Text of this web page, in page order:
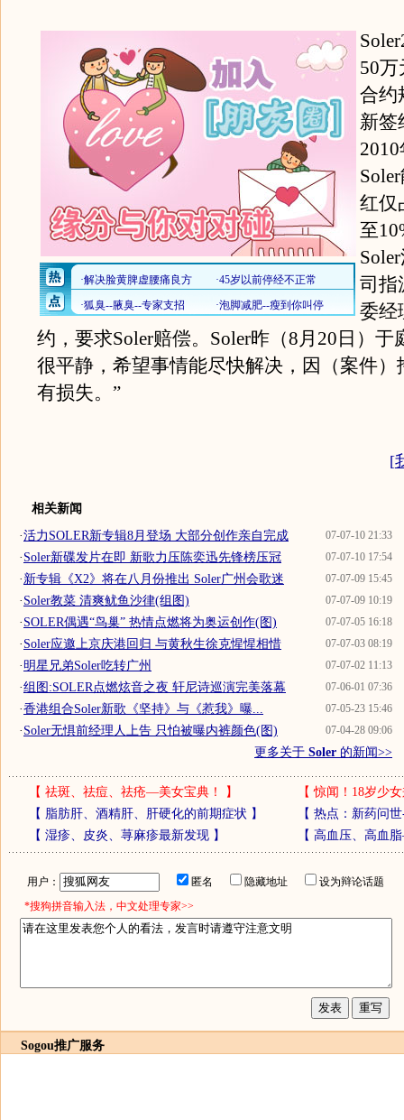
50
合约
新签
红仅
至
司指
委经
约，要求Soler赔偿。Soler昨（8月20日）于
很平静，希望事情能尽快解决，因（案件）
有损失。”
[
相关新闻
07-07-10 21:33
·活力SOLER新专辑8月登场 大部分创作亲自完成
07-07-10 17:54
·Soler新碟发片在即 新歌力压陈奕迅先锋榜压冠
07-07-09 15:45
·新专辑《X2》将在八月份推出 Soler广州会歌迷
07-07-09 10:19
·Soler教菜 清爽鱿鱼沙律(组图)
07-07-05 16:18
·SOLER偶遇“鸟巢” 热情点燃将为奥运创作(图)
07-07-03 08:19
·Soler应邀上京庆港回归 与黄秋生徐克惺惺相惜
07-07-02 11:13
·明星兄弟Soler吃转广州
07-06-01 07:36
·组图:SOLER点燃炫音之夜 轩尼诗巡演完美落幕
07-05-23 15:46
·香港组合Soler新歌《坚持》与《惹我》曝...
07-04-28 09:06
·Soler无惧前经理人上告 只怕被曝内裤颜色(图)
更多关于 Soler 的新闻>>
【 祛斑、祛痘、祛疮—美女宝典！ 】 【惊闻！18岁少
【 脂肪肝、酒精肝、肝硬化的前期症状 】 【 热点：新药问
【 湿疹、皮炎、荨麻疹最新发现】 【 高血压、高血
用户： 匿名 隐藏地址
设为辩论话题
*搜狗拼音输入法，中文处理专家>>
Sogou推广服务